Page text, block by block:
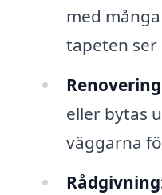
med
tapeten ser
eller bytas
väggarna